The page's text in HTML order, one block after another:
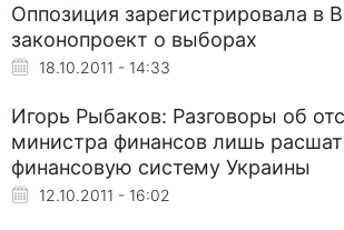
Оппозиция зарегистрировала в
законопроект о выборах
18.10.2011 - 14:33
Игорь Рыбаков: Разговоры об
министра финансов лишь
финансовую систему Украины
12.10.2011 - 16:02